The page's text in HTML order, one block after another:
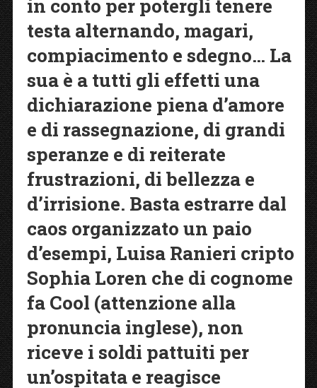
in conto per potergli tenere
testa alternando, magari,
compiacimento e sdegno… La
sua è a tutti gli effetti una
dichiarazione piena d’amore
e di rassegnazione, di grandi
speranze e di reiterate
frustrazioni, di bellezza e
d’irrisione. Basta estrarre dal
caos organizzato un paio
d’esempi, Luisa Ranieri cripto
Sophia Loren che di cognome
fa Cool (attenzione alla
pronuncia inglese), non
riceve i soldi pattuiti per
un’ospitata e reagisce